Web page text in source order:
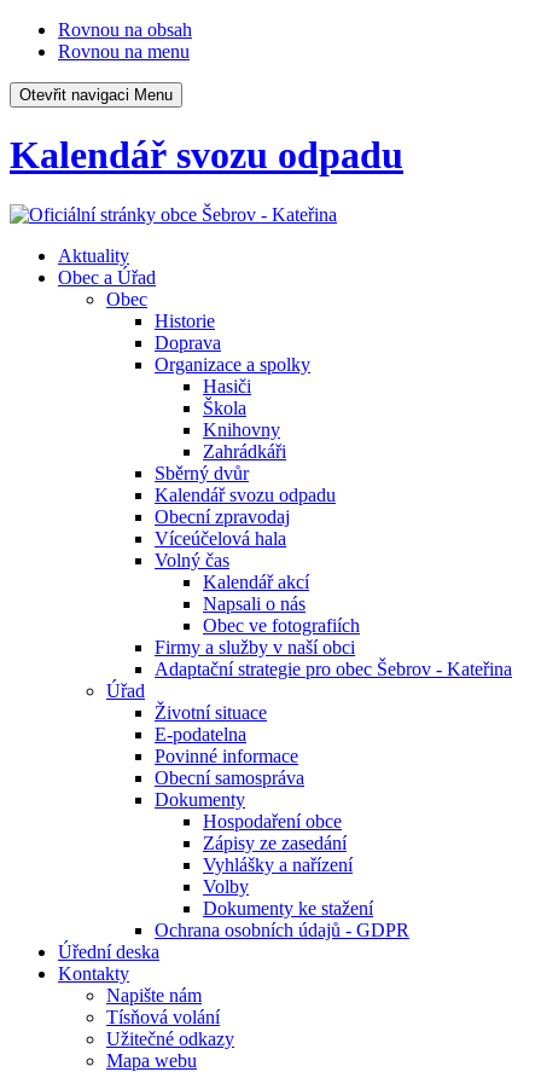
Rovnou na obsah
Rovnou na menu
Otevřit navigaci Menu
Kalendář svozu odpadu
Aktuality
Obec a Úřad
Obec
Historie
Doprava
Organizace a spolky
Hasiči
Škola
Knihovny
Zahrádkáři
Sběrný dvůr
Kalendář svozu odpadu
Obecní zpravodaj
Víceúčelová hala
Volný čas
Kalendář akcí
Napsali o nás
Obec ve fotografiích
Firmy a služby v naší obci
Adaptační strategie pro obec Šebrov - Kateřina
Úřad
Životní situace
E-podatelna
Povinné informace
Obecní samospráva
Dokumenty
Hospodaření obce
Zápisy ze zasedání
Vyhlášky a nařízení
Volby
Dokumenty ke stažení
Ochrana osobních údajů - GDPR
Úřední deska
Kontakty
Napište nám
Tísňová volání
Užitečné odkazy
Mapa webu